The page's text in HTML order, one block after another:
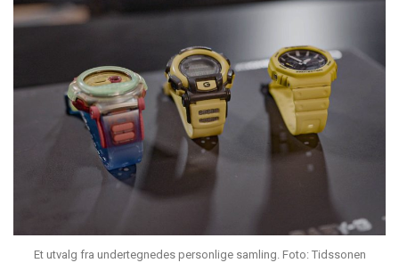
Et utvalg fra undertegnedes personlige samling. Foto: Tidssonen